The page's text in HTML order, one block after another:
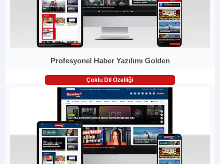
Profesyonel Haber Yazılımı Golden
Çoklu Dil Özelliği